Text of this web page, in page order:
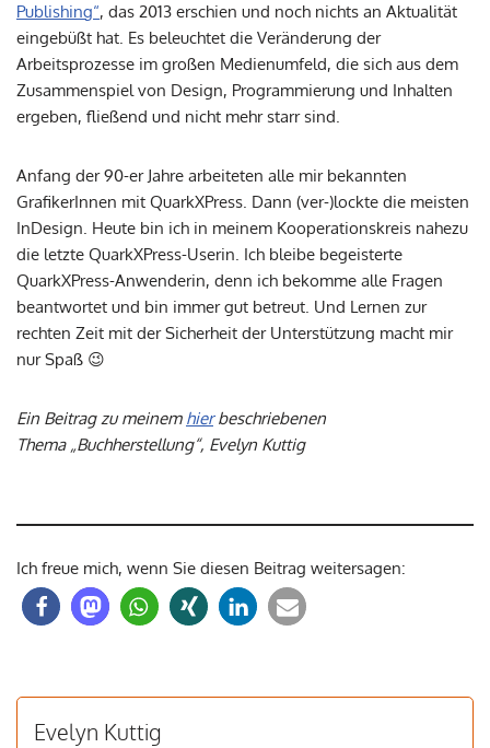
Publishing“, das 2013 erschien und noch nichts an Aktualität
eingebüßt hat. Es beleuchtet die Veränderung der
Arbeitsprozesse im großen Medienumfeld, die sich aus dem
Zusammenspiel von Design, Programmierung und Inhalten
ergeben, fließend und nicht mehr starr sind.
Anfang der 90-er Jahre arbeiteten alle mir bekannten
GrafikerInnen mit QuarkXPress. Dann (ver-)lockte die meisten
InDesign. Heute bin ich in meinem Kooperationskreis nahezu
die letzte QuarkXPress-Userin. Ich bleibe begeisterte
QuarkXPress-Anwenderin, denn ich bekomme alle Fragen
beantwortet und bin immer gut betreut. Und Lernen zur
rechten Zeit mit der Sicherheit der Unterstützung macht mir
nur Spaß 😉
Ein Beitrag zu meinem hierbeschriebenen
Thema „Buchherstellung“, Evelyn Kuttig
Ich freue mich, wenn Sie diesen Beitrag weitersagen:
Evelyn Kuttig